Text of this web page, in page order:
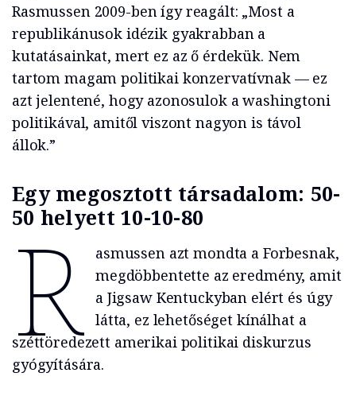
Rasmussen 2009-ben így reagált: „Most a
republikánusok idézik gyakrabban a
kutatásainkat, mert ez az ő érdekük. Nem
tartom magam politikai konzervatívnak — ez
azt jelentené, hogy azonosulok a washingtoni
politikával, amitől viszont nagyon is távol
állok.”
Egy megosztott társadalom: 50-
50 helyett 10-10-80
R
asmussen azt mondta a Forbesnak,
megdöbbentette az eredmény, amit
a Jigsaw Kentuckyban elért és úgy
látta, ez lehetőséget kínálhat a
széttöredezett amerikai politikai diskurzus
gyógyítására.